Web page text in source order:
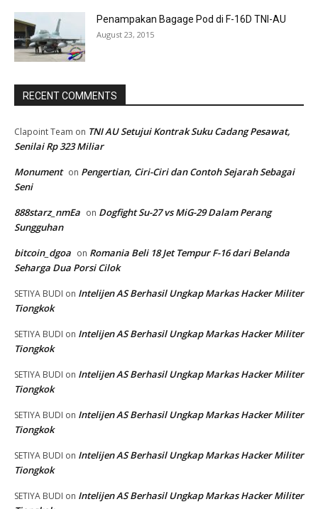
Penampakan Bagage Pod di F-16D TNI-AU
August 23, 2015
RECENT COMMENTS
Clapoint Team on TNI AU Setujui Kontrak Suku Cadang Pesawat,
Senilai Rp 323 Miliar
Monument on Pengertian, Ciri-Ciri dan Contoh Sejarah Sebagai
Seni
888starz_nmEa on Dogfight Su-27 vs MiG-29 Dalam Perang
Sungguhan
bitcoin_dgoa on Romania Beli 18 Jet Tempur F-16 dari Belanda
Seharga Dua Porsi Cilok
SETIYA BUDI on Intelijen AS Berhasil Ungkap Markas Hacker Militer
Tiongkok
SETIYA BUDI on Intelijen AS Berhasil Ungkap Markas Hacker Militer
Tiongkok
SETIYA BUDI on Intelijen AS Berhasil Ungkap Markas Hacker Militer
Tiongkok
SETIYA BUDI on Intelijen AS Berhasil Ungkap Markas Hacker Militer
Tiongkok
SETIYA BUDI on Intelijen AS Berhasil Ungkap Markas Hacker Militer
Tiongkok
SETIYA BUDI on Intelijen AS Berhasil Ungkap Markas Hacker Militer